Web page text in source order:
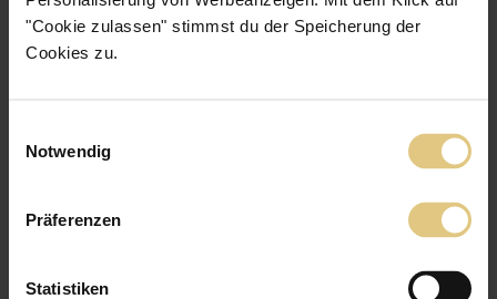
"Cookie zulassen" stimmst du der Speicherung der
Cookies zu.
Notwendig
Präferenzen
Statistiken